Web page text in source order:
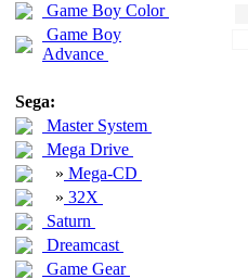
Game Boy Color
Game Boy
Advance
Sega:
Master System
Mega Drive
» Mega-CD
» 32X
Saturn
Dreamcast
Game Gear